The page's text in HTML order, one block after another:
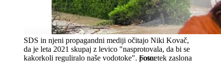
SDS in njeni propagandni mediji očitajo Niki Kovač,
da je leta 2021 skupaj z levico "nasprotovala, da bi se
kakorkoli reguliralo naše vodotoke". posnetek zaslona